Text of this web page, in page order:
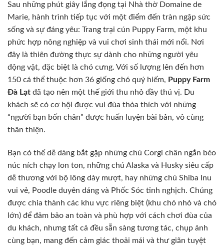
Sau những phút giây lắng đọng tại Nhà thờ Domaine de
Marie, hành trình tiếp tục với một điểm đến tràn ngập sức
sống và sự đáng yêu: Trang trại cún Puppy Farm, một khu
phức hợp nông nghiệp và vui chơi sinh thái mới nổi. Nơi
đây là thiên đường thực sự dành cho những người yêu
động vật, đặc biệt là chó cưng. Với số lượng lên đến hơn
150 cá thể thuộc hơn 36 giống chó quý hiếm, Puppy Farm
Đà Lạt đã tạo nên một thế giới thu nhỏ đầy thú vị. Du
khách sẽ có cơ hội được vui đùa thỏa thích với những
“người bạn bốn chân” được huấn luyện bài bản, vô cùng
thân thiện.
Bạn có thể dễ dàng bắt gặp những chú Corgi chân ngắn béo
núc ních chạy lon ton, những chú Alaska và Husky siêu cấp
dễ thương với bộ lông dày mượt, hay những chú Shiba Inu
vui vẻ, Poodle duyên dáng và Phốc Sóc tinh nghịch. Chúng
được chia thành các khu vực riêng biệt (khu chó nhỏ và chó
lớn) để đảm bảo an toàn và phù hợp với cách chơi đùa của
du khách, nhưng tất cả đều sẵn sàng tương tác, chụp ảnh
cùng bạn, mang đến cảm giác thoải mái và thư giãn tuyệt